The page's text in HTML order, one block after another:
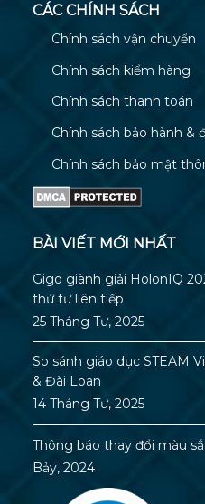
CÁC CHÍNH SÁCH
Chính sách vận chuyển
Chính sách kiểm hàng
Chính sách thanh toán
Chính sách bảo hành &
Chính sách bảo mật
BÀI VIẾT MỚI NHẤT
Gigo giành giải HolonIQ
thứ tư liên tiếp
25 Tháng Tư, 2025
So sánh giáo dục STEAM
& Đài Loan
14 Tháng Tư, 2025
Thông báo thay đổi màu
Bảy, 2024